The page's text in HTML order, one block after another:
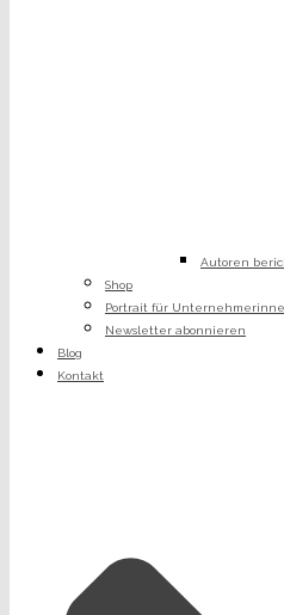
Autoren
Shop
Portrait für
Newsletter abonnieren
Blog
Kontakt